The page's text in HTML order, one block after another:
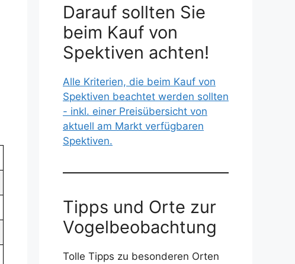
Darauf sollten Sie
beim Kauf von
Spektiven achten!
Alle Kriterien, die beim Kauf von
Spektiven beachtet werden sollten
- inkl. einer Preisübersicht von
aktuell am Markt verfügbaren
Spektiven.
Tipps und Orte zur
Vogelbeobachtung
Tolle Tipps zu besonderen Orten